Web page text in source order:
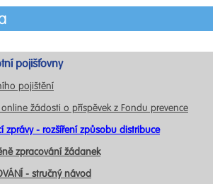
pojišťovny
pojištění
žádosti o příspěvek z Fondu prevence
zprávy - rozšíření způsobu distribuce
zpracování žádanek
- stručný návod